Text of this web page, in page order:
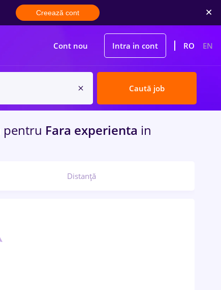
Creează cont
Cont nou Intra in cont RO EN
Caută job
pentru Fara experienta in
Distanță